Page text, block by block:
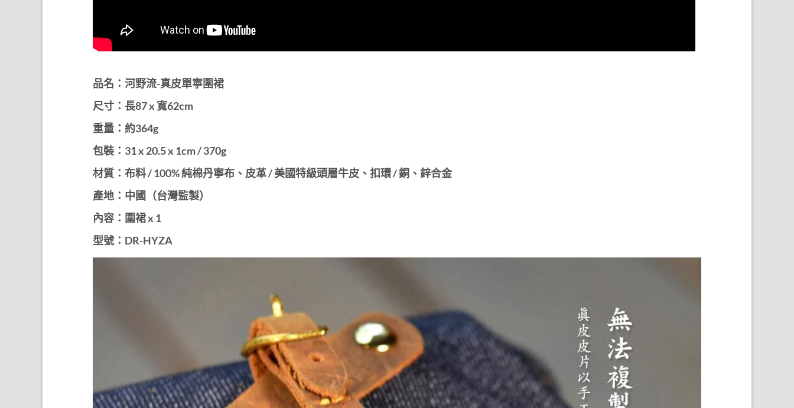
品名：河野流-真皮單寧圍裙
尺寸：長87 x 寬62cm
重量：約364g
包裝：31 x 20.5 x 1cm / 370g
材質：布料 / 100% 純棉丹寧布、皮革 / 美國特級頭層牛皮、扣環 / 銅、鋅合金
產地：中國（台灣監製）
內容：圍裙 x 1
型號：DR-HYZA